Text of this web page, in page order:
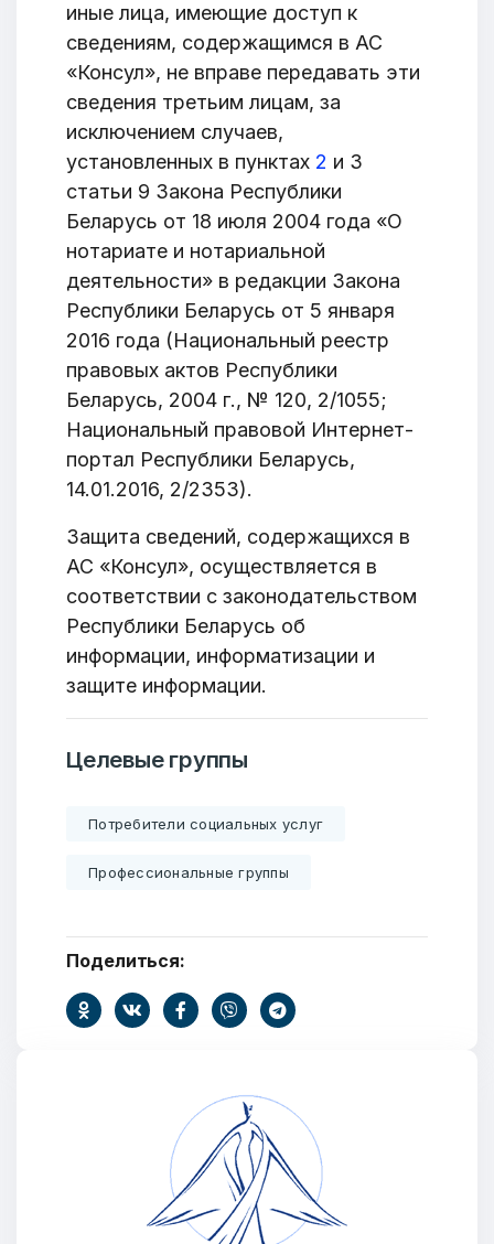
иные лица, имеющие доступ к
сведениям, содержащимся в АС
«Консул», не вправе передавать эти
сведения третьим лицам, за
исключением случаев,
установленных в пунктах 2 и 3
статьи 9 Закона Республики
Беларусь от 18 июля 2004 года «О
нотариате и нотариальной
деятельности» в редакции Закона
Республики Беларусь от 5 января
2016 года (Национальный реестр
правовых актов Республики
Беларусь, 2004 г., № 120, 2/1055;
Национальный правовой Интернет-
портал Республики Беларусь,
14.01.2016, 2/2353).
Защита сведений, содержащихся в
АС «Консул», осуществляется в
соответствии с законодательством
Республики Беларусь об
информации, информатизации и
защите информации.
Целевые группы
Потребители социальных услуг
Профессиональные группы
Поделиться: